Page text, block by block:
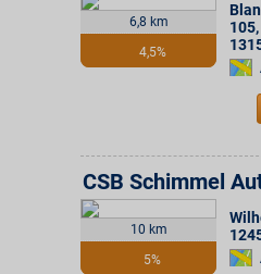
6,8 km
4,5%
105,
10 km
5%
CSB Schimmel